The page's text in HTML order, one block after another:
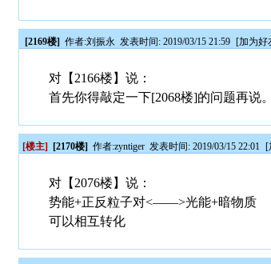
[2169楼] 作者:刘振永 发表时间: 2019/03/15 21:59 [加为好
对【2166楼】说：
首先你得敲定一下[2068楼]的问题再说。
[楼主] [2170楼] 作者:zyntiger 发表时间: 2019/03/15 22:01 [
对【2076楼】说：
势能+正反粒子对<——>光能+暗物质
可以相互转化